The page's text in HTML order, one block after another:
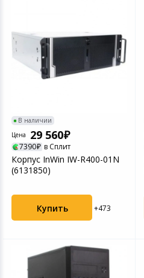
В наличии
Цена
29 560
7390 в Сплит
Корпус InWin IW-R400-01N
(6131850)
Купить +473